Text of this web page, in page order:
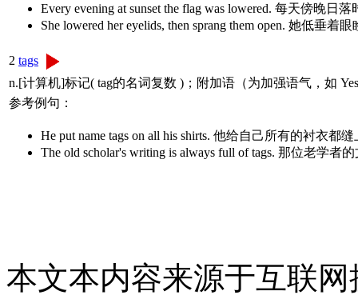
Every evening at sunset the flag was lowered. 每天傍晚日
She lowered her eyelids, then sprang them open. 她低垂
2 tags
n.[计算机]标记( tag的名词复数 )；附加语（为加强语气，如
参考例句：
He put name tags on all his shirts. 他给自己所有的衬衣都
The old scholar's writing is always full of tags. 那位老学
本文本内容来源于互联